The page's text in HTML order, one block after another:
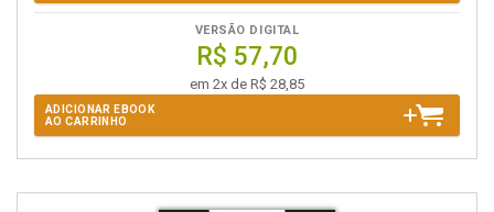
VERSÃO DIGITAL
R$ 57,70
em 2x de R$ 28,85
ADICIONAR EBOOK
AO CARRINHO